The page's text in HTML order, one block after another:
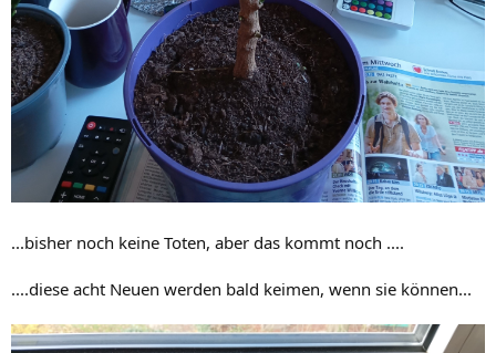
...bisher noch keine Toten, aber das kommt noch ....
....diese acht Neuen werden bald keimen, wenn sie können...